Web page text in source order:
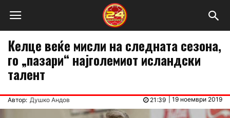
Келце веќе мисли на следната сезона,
го „пазари“ најголемиот исландски
талент
Автор: Душко Андов 19 ноември 2019
21:39